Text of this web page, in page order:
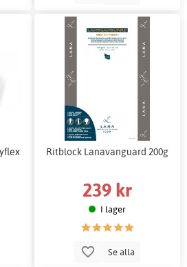
Ritblock Lanavanguard 200g
239 kr
I lager
Se alla